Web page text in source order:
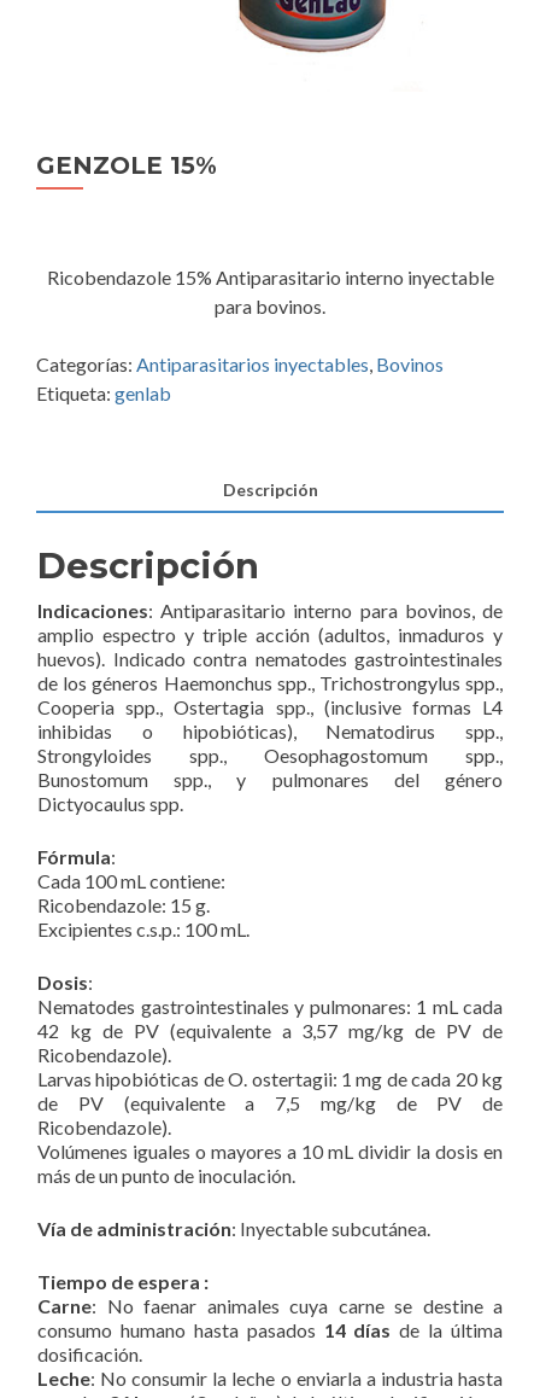
GENZOLE 15%
Ricobendazole 15% Antiparasitario interno inyectable
para bovinos.
Categorías: Antiparasitarios inyectables, Bovinos
Etiqueta: genlab
Descripción
Descripción
Indicaciones: Antiparasitario interno para bovinos, de
amplio espectro y triple acción (adultos, inmaduros y
huevos). Indicado contra nematodes gastrointestinales
de los géneros Haemonchus spp., Trichostrongylus spp.,
Cooperia spp., Ostertagia spp., (inclusive formas L4
inhibidas o hipobióticas), Nematodirus spp.,
Strongyloides spp., Oesophagostomum spp.,
Bunostomum spp., y pulmonares del género
Dictyocaulus spp.
Fórmula:
Cada 100 mL contiene:
Ricobendazole: 15 g.
Excipientes c.s.p.: 100 mL.
Dosis:
Nematodes gastrointestinales y pulmonares: 1 mL cada
42 kg de PV (equivalente a 3,57 mg/kg de PV de
Ricobendazole).
Larvas hipobióticas de O. ostertagii: 1 mg de cada 20 kg
de PV (equivalente a 7,5 mg/kg de PV de
Ricobendazole).
Volúmenes iguales o mayores a 10 mL dividir la dosis en
más de un punto de inoculación.
Vía de administración: Inyectable subcutánea.
Tiempo de espera :
Carne: No faenar animales cuya carne se destine a
consumo humano hasta pasados 14 días de la última
dosificación.
Leche: No consumir la leche o enviarla a industria hasta